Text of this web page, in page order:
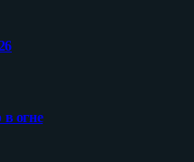
огне